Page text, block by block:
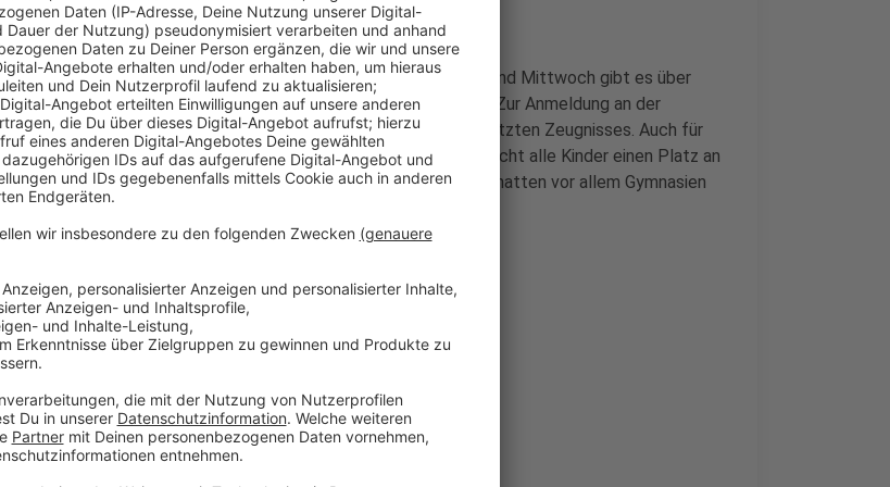
Wichtig ist, dass man vorher einen Termin gemacht hat. Montag und Mittwoch gibt es über
den ganzen Tag verteilt Termine, am Donnerstag nur vormittags. Zur Anmeldung an der
weiterführenden Schule braucht man außerdem eine Kopie des letzten Zeugnisses. Auch für
das kommende Schuljahr muss man wieder damit rechnen, dass nicht alle Kinder einen Platz an
der gewünschten Schule bekommen. In den vergangenen Jahren hatten vor allem Gymnasien
und Gesamtschulen oft mehr Anmeldungswünsche als Plätze.
Weitere Infos und Links zum Thema
Anzeige
Hier kann man sich für Termine anmelden
Informationen der Stadt Düsseldorf